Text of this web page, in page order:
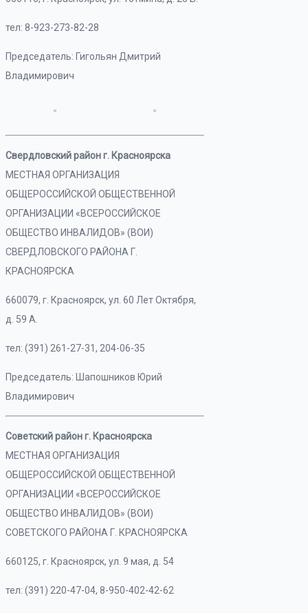
тел: 8-923-273-82-28
Председатель: Гигольян Дмитрий
Владимирович
Свердловский район г. Красноярска
МЕСТНАЯ ОРГАНИЗАЦИЯ
ОБЩЕРОССИЙСКОЙ ОБЩЕСТВЕННОЙ
ОРГАНИЗАЦИИ «ВСЕРОССИЙСКОЕ
ОБЩЕСТВО ИНВАЛИДОВ» (ВОИ)
СВЕРДЛОВСКОГО РАЙОНА Г.
КРАСНОЯРСКА
660079, г. Красноярск, ул. 60 Лет Октября,
д. 59 А.
тел: (391) 261-27-31, 204-06-35
Председатель: Шапошников Юрий
Владимирович
Советский район г. Красноярска
МЕСТНАЯ ОРГАНИЗАЦИЯ
ОБЩЕРОССИЙСКОЙ ОБЩЕСТВЕННОЙ
ОРГАНИЗАЦИИ «ВСЕРОССИЙСКОЕ
ОБЩЕСТВО ИНВАЛИДОВ» (ВОИ)
СОВЕТСКОГО РАЙОНА Г. КРАСНОЯРСКА
660125, г. Красноярск, ул. 9 мая, д. 54
тел: (391) 220-47-04, 8-950-402-42-62